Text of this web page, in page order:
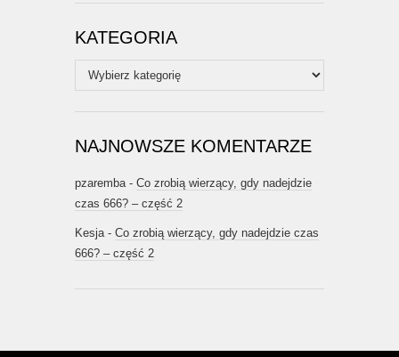
KATEGORIA
Kategoria
NAJNOWSZE KOMENTARZE
pzaremba- Co zrobią wierzący, gdy nadejdzie
czas 666? – część 2
Kesja- Co zrobią wierzący, gdy nadejdzie czas
666? – część 2